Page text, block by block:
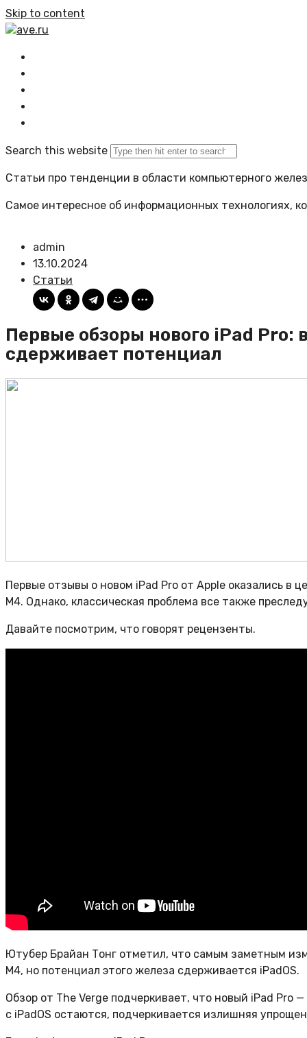
Skip to content
ave.ru
Search this website
Статьи про тенденции в области компьютерного
Самое интересное об информационных технологиях,
admin
13.10.2024
Статьи
Первые обзоры нового iPad Pro:
сдерживает потенциал
Первые отзывы о новом iPad Pro от Apple оказались в
M4. Однако, классическая проблема все также
Давайте посмотрим, что говорят рецензенты.
Ютубер Брайан Тонг отметил, что самым заметным
M4, но потенциал этого железа сдерживается iPadOS.
Обзор от The Verge подчеркивает, что новый iPad Pro
с iPadOS остаются, подчеркивается излишняя